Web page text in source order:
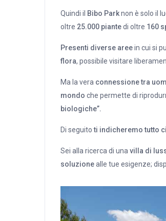
Quindi il Bibo Parknon è solo il
oltre 25.000 piantedi oltre 160
Presenti diverse areein cui si
flora, possibile visitare
Ma la vera connessione tra
mondo che permette di
biologiche”.
Di seguitoti indicheremo tutto
Sei alla ricerca di una villa di
soluzionealle tue esigenze;